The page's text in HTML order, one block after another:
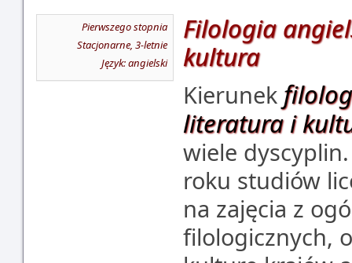
Pierwszego stopnia
Stacjonarne, 3-letnie
Język: angielski
Filologia
kultura
Kierunek
literatura i
wiele
roku studiów
na zajęcia z
filologicznych,